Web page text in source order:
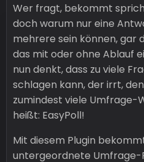
Wer fragt, bekommt
doch warum nur eine
mehrere sein können, gar
das mit oder ohne Ablauf
nun denkt, dass zu viele
schlagen kann, der irrt,
zumindest viele Umfrage-
heißt: EasyPoll!
Mit diesem Plugin
untergeordnete Umfrage-